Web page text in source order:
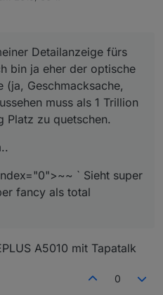
Detailanzeige fürs
bin ja eher der optische
Geschmacksache,
muss als 1 Trillion
Platz zu quetschen.
` Sieht super
fancy als total
A5010 mit Tapatalk
0